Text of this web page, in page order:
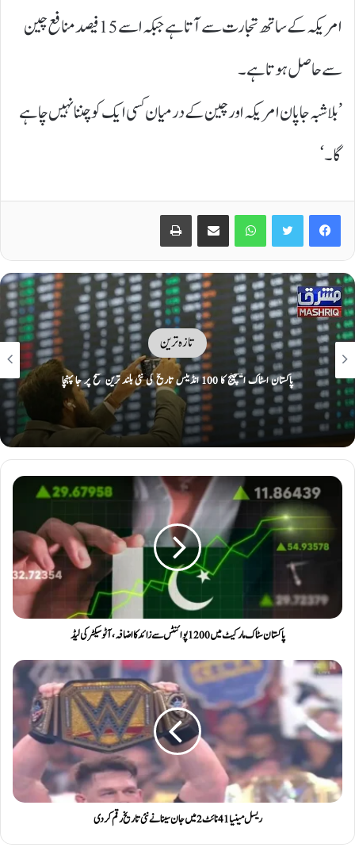
امریکہ کے ساتھ تجارت سے آتا ہے جبکہ اسے 15 فیصد منافع چین
سے حاصل ہوتا ہے۔
’بلاشبہ جاپان امریکہ اور چین کے درمیان کسی ایک کو چننا نہیں چاہے
گا۔‘
Facebook
Twitter
WhatsApp
Share via Email
Print
کاروبار
باصلاحیت نوجوان ملک میں کرپٹوکرنسی کے فروغ میں اہم
پاکستان سٹاک مارکیٹ میں 1200 پوائنٹس سے زائد کا اضافہ، آٹو سیکٹر کی لیڈ
ریسل مینیا 41 نائٹ 2 میں جان سینا نے نئی تاریخ رقم کر دی